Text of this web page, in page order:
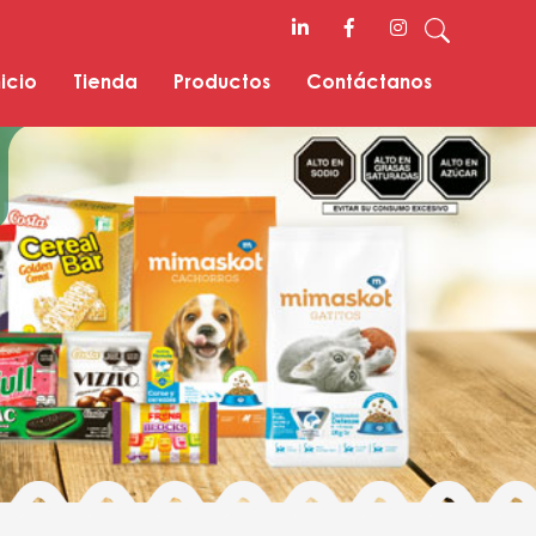
Tienda Productos Contáctanos